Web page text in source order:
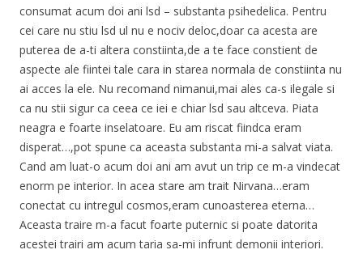
consumat acum doi ani lsd – substanta psihedelica. Pentru
cei care nu stiu lsd ul nu e nociv deloc,doar ca acesta are
puterea de a-ti altera constiinta,de a te face constient de
aspecte ale fiintei tale cara in starea normala de constiinta nu
ai acces la ele. Nu recomand nimanui,mai ales ca-s ilegale si
ca nu stii sigur ca ceea ce iei e chiar lsd sau altceva. Piata
neagra e foarte inselatoare. Eu am riscat fiindca eram
disperat…,pot spune ca aceasta substanta mi-a salvat viata.
Cand am luat-o acum doi ani am avut un trip ce m-a vindecat
enorm pe interior. In acea stare am trait Nirvana…eram
conectat cu intregul cosmos,eram cunoasterea eterna…
Aceasta traire m-a facut foarte puternic si poate datorita
acestei trairi am acum taria sa-mi infrunt demonii interiori.